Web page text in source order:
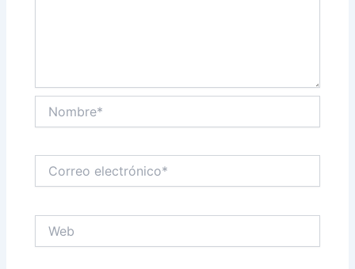
electrónico*